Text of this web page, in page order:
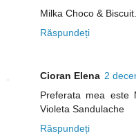
Milka Choco &
Răspundeți
Cioran Elena 2
Preferata mea
Violeta Sandulache
Răspundeți